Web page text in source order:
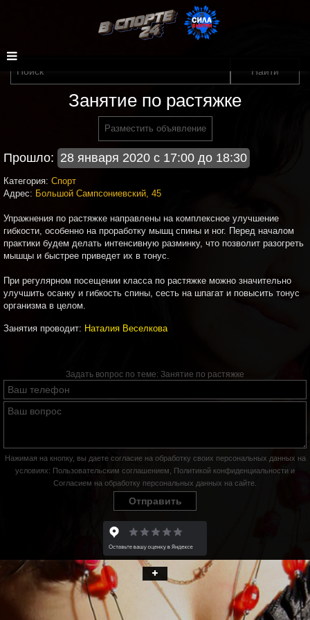
Занятие по растяжке
Разместить объявление
Прошло: 28 января 2020 с 17:00 до 18:30
Категория: Спорт
Адрес: Большой Сампсониевский, 45
Упражнения по растяжке направлены на комплексное улучшение
гибкости, особенно на проработку мышц спины и ног. Перед началом
практики будем делать интенсивную разминку, что позволит разогреть
мышцы и быстрее приведет их в тонус.
При регулярном посещении класса по растяжке можно значительно
улучшить осанку и гибкость спины, сесть на шпагат и повысить тонус
организма в целом.
Занятия проводит: Наталия Веселкова
Задать вопрос по теме: Занятие по растяжке
Нажимая на кнопку, вы даете согласие на обработку своих персональных данных на
условиях: Пользовательским соглашением Политикой конфиденциальности и
Согласием на обработку персональных данных на сайте
Отправить